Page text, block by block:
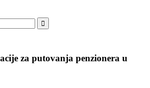
za putovanja penzionera u